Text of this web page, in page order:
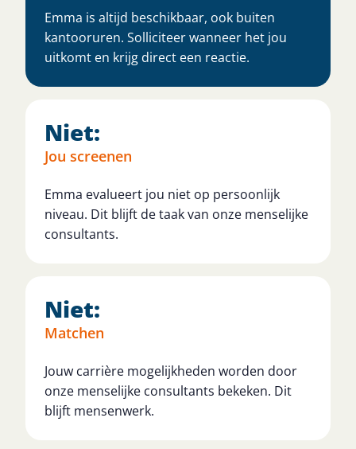
Emma is altijd beschikbaar, ook buiten
kantooruren. Solliciteer wanneer het jou
uitkomt en krijg direct een reactie.
Niet:
Jou screenen
Emma evalueert jou niet op persoonlijk
niveau. Dit blijft de taak van onze menselijke
consultants.
Niet:
Matchen
Jouw carrière mogelijkheden worden door
onze menselijke consultants bekeken. Dit
blijft mensenwerk.